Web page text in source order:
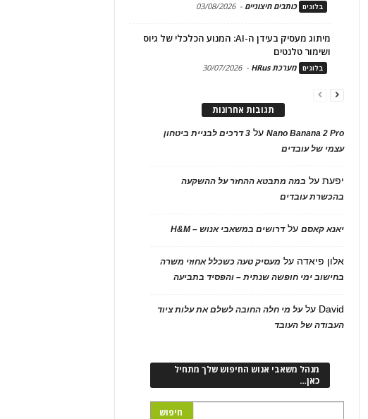
בלוגים כותבים חיצוניים -
03/08/2026
מיתוג מעסיק בעידן ה-AI: המנוע הכלכלי של גיוס
ושימור טלנטים
בלוגים מערכת HRus -
30/07/2026
תגובות אחרונות
Nano Banana 2 Proעל
3 דרכים לבניית ביטחון
עצמי של עובדים
יפעתעל במה מתבטא ההחזר על ההשקעה
בהכשרת עובדים
יאנא קאסםעלדרושים במשאבי אנוש – H&M
אלון פיאדה על מעסיק טעה כשכלל אחוזי משרה
בחישוב ימי חופשה שנתית – והפסיד בתביעה
David עלעל מי חלה החובה לשלם את עלות ציוד
העבודה של העובד
מנהל משאבי אנוש החיפוש שלך מתחיל
כאן…